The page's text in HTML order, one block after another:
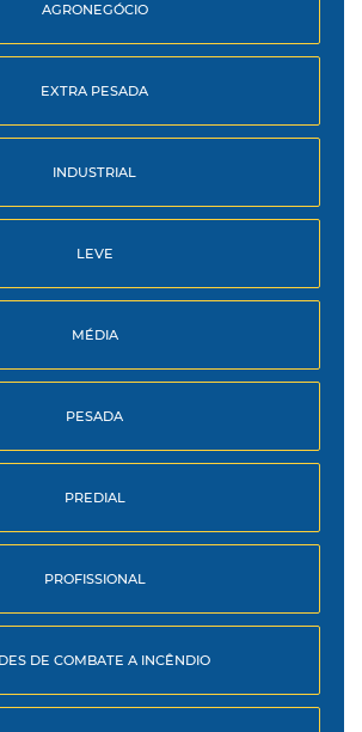
AGRONEGÓCIO
EXTRA PESADA
INDUSTRIAL
LEVE
MÉDIA
PESADA
PREDIAL
PROFISSIONAL
DE COMBATE A INCÊNDIO